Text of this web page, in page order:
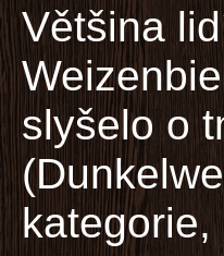
Většina
slyšelo o